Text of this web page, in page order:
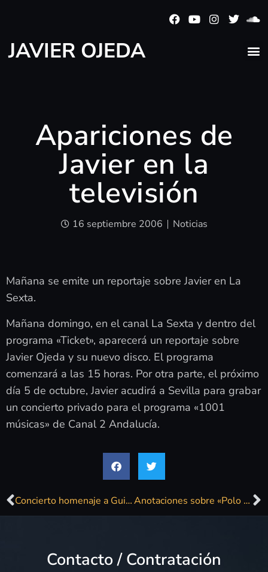
JAVIER OJEDA
Apariciones de
Javier en la
televisión
16 septiembre 2006 Noticias
Mañana se emite un reportaje sobre Javier en La
Sexta.
Mañana domingo, en el canal La Sexta y dentro del
programa «Ticket», aparecerá un reportaje sobre
Javier Ojeda y su nuevo disco. El programa
comenzará a las 15 horas. Por otra parte, el próximo
día 5 de octubre, Javier acudirá a Sevilla para grabar
un concierto privado para el programa «1001
músicas» de Canal 2 Andalucía.
Concierto homenaje a Guille Martín Anotaciones sobre «Polo sur»
Contacto / Contratación